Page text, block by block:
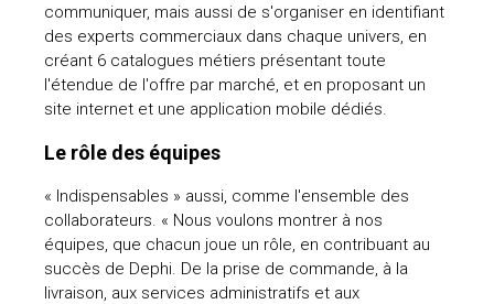
communiquer, mais aussi de s'organiser en identifiant
des experts commerciaux dans chaque univers, en
créant 6 catalogues métiers présentant toute
l'étendue de l'offre par marché, et en proposant un
site internet et une application mobile dédiés.
Le rôle des équipes
« Indispensables » aussi, comme l'ensemble des
collaborateurs. « Nous voulons montrer à nos
équipes, que chacun joue un rôle, en contribuant au
succès de Dephi. De la prise de commande, à la
livraison, aux services administratifs et aux